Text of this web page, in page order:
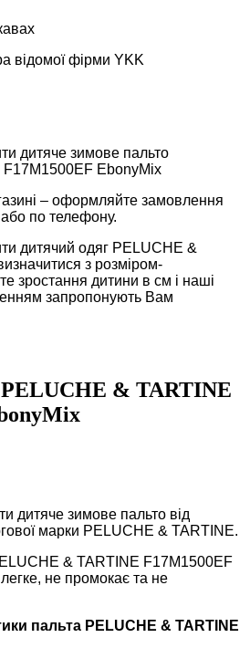
відомої фірми YKK
дитяче зимове пальто
EbonyMix
– оформляйте замовлення
по телефону.
дитячий одяг PELUCHE &
з розміром-
зростання дитини в см і наші
запропонують Вам
& TARTINE
дитяче зимове пальто від
марки PELUCHE & TARTINE.
& TARTINE F17M1500EF
не промокає та не
пальта PELUCHE & TARTINE